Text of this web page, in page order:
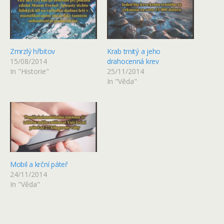
Zmrzlý hřbitov
15/08/2014
In "Historie"
Krab trnitý a jeho
drahocenná krev
25/11/2014
In "Věda"
Mobil a krční páteř
24/11/2014
In "Věda"